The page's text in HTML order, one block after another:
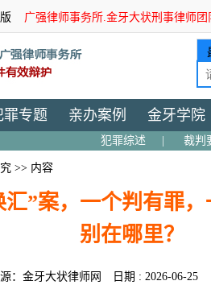
广强律师事务所.金牙大状刑事律师
罪专题 亲办案例 金牙学院
犯罪综述 裁判
>> 内容
汇”案，一个判有罪
别在哪里？
：金牙大状律师网
日期 : 2026-06-25